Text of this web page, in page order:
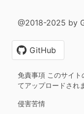
@2018-2025 by
GitHub
免責事項 このサイト
てアップロードされ
侵害苦情